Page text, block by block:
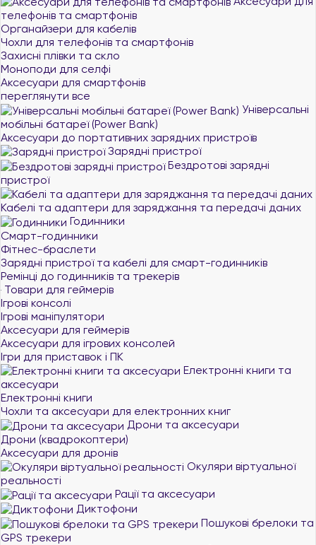
телефонів та смартфонів
Органайзери для кабелів
Чохли для телефонів та смартфонів
Захисні плівки та скло
Моноподи для селфі
Аксесуари для смартфонів
переглянути все
Універсальні
мобільні батареї (Power Bank)
Аксесуари до портативних зарядних пристроїв
Зарядні пристрої
Бездротові зарядні
пристрої
Кабелі та адаптери для заряджання та передачі даних
Годинники
Смарт-годинники
Фітнес-браслети
Зарядні пристрої та кабелі для смарт-годинників
Ремінці до годинників та трекерів
Товари для геймерів
Ігрові консолі
Ігрові маніпулятори
Аксесуари для геймерів
Аксесуари для ігрових консолей
Ігри для приставок і ПК
Електронні книги та
аксесуари
Електронні книги
Чохли та аксесуари для електронних книг
Дрони та аксесуари
Дрони (квадрокоптери)
Аксесуари для дронів
Окуляри віртуальної
реальності
Рації та аксесуари
Диктофони
Пошукові брелоки та
GPS трекери